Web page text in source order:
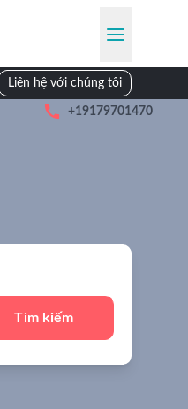
Liên hệ với chúng tôi
 +19179701470
Tìm kiếm